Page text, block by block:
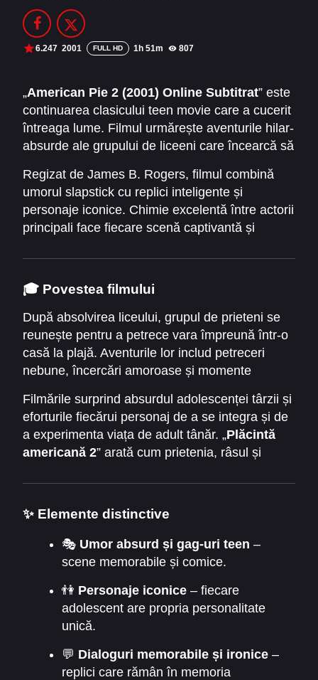
Filme Online 2014
Filme Online 2012 Filme Online 2011
DMCA
SERIALE ONLINE
TERMENI ȘI CONDIȚII
6.247 2001 FULL HD 1h 51m 807
„American Pie 2 (2001) Online Subtitrat” este
continuarea clasicului teen movie care a cucerit
întreaga lume. Filmul urmărește aventurile hilar-
absurde ale grupului de liceeni care încearcă să
terminarea liceului. În România, filmul este
cunoscut și sub titlul„Plăcintă americană 2”
continuând tradiția comediei teen pline de
situații jenante și replici memorabile.
Regizat de James B. Rogers, filmul combină
umorul slapstick cu replici inteligente și
personaje iconice. Chimie excelentă între actorii
principali face fiecare scenă captivantă și
primei părți.
🎓 Povestea filmului
După absolvirea liceului, grupul de prieteni se
reunește pentru a petrece vara împreună într-o
casă la plajă. Aventurile lor includ petreceri
nebune, încercări amoroase și momente
Filmările surprind absurdul adolescenței târzii și
eforturile fiecărui personaj de a se integra și de
a experimenta viața de adult tânăr. „Plăcintă
americană 2” arată cum prietenia, râsul și
serie de aventuri memorabile.
✨ Elemente distinctive
🎭 Umor absurd și gag-uri teen –
scene memorabile și comice.
👫 Personaje iconice– fiecare
adolescent are propria personalitate
unică.
💬 Dialoguri memorabile și ironice–
replici care rămân în memoria